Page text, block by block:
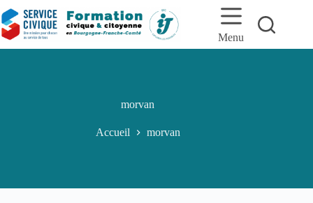
au
contenu
Menu
morvan
Accueil morvan